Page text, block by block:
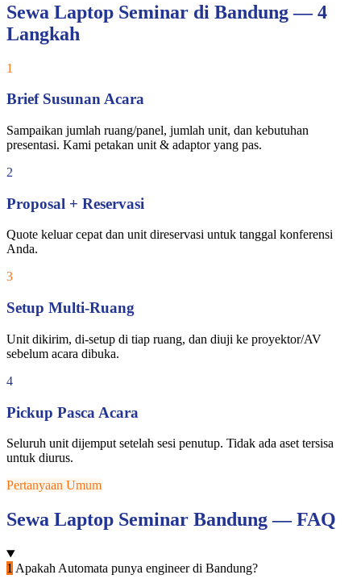
Sewa Laptop Seminar di Bandung — 4
Langkah
1
Brief Susunan Acara
Sampaikan jumlah ruang/panel, jumlah unit, dan kebutuhan
presentasi. Kami petakan unit & adaptor yang pas.
2
Proposal + Reservasi
Quote keluar cepat dan unit direservasi untuk tanggal konferensi
Anda.
3
Setup Multi-Ruang
Unit dikirim, di-setup di tiap ruang, dan diuji ke proyektor/AV
sebelum acara dibuka.
4
Pickup Pasca Acara
Seluruh unit dijemput setelah sesi penutup. Tidak ada aset tersisa
untuk diurus.
Pertanyaan Umum
Sewa Laptop Seminar Bandung — FAQ
1 Apakah Automata punya engineer di Bandung?